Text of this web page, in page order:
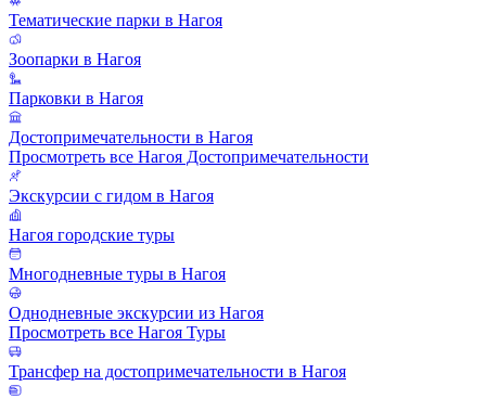
Тематические парки в Нагоя
Зоопарки в Нагоя
Парковки в Нагоя
Достопримечательности в Нагоя
Просмотреть все Нагоя Достопримечательности
Экскурсии с гидом в Нагоя
Нагоя городские туры
Многодневные туры в Нагоя
Однодневные экскурсии из Нагоя
Просмотреть все Нагоя Туры
Трансфер на достопримечательности в Нагоя